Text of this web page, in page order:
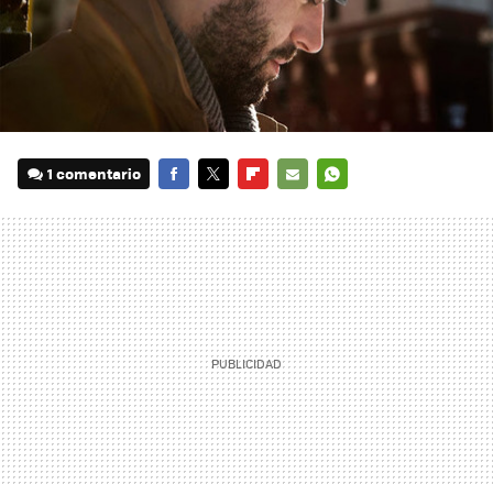
1 comentario
MAIL